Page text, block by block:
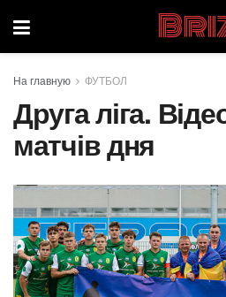
На главную ФУТБОЛ
Друга ліга.
матчів дня